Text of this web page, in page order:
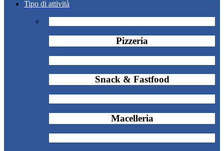
Tipo di attività
Pizzeria
Snack & Fastfood
Macelleria